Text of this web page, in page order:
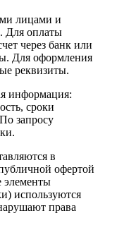
лицами и
Для оплаты
через банк или
Для оформления
реквизиты.
информация:
сроки
запросу
в
офертой
элементы
используются
права